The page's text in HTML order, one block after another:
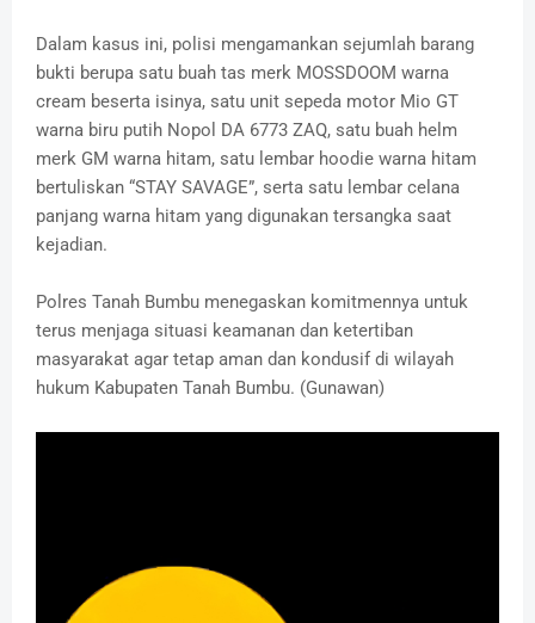
‎Dalam kasus ini, polisi mengamankan sejumlah barang
bukti berupa satu buah tas merk MOSSDOOM warna
cream beserta isinya, satu unit sepeda motor Mio GT
warna biru putih Nopol DA 6773 ZAQ, satu buah helm
merk GM warna hitam, satu lembar hoodie warna hitam
bertuliskan “STAY SAVAGE”, serta satu lembar celana
panjang warna hitam yang digunakan tersangka saat
kejadian.
‎Polres Tanah Bumbu menegaskan komitmennya untuk
terus menjaga situasi keamanan dan ketertiban
masyarakat agar tetap aman dan kondusif di wilayah
hukum Kabupaten Tanah Bumbu. (Gunawan)